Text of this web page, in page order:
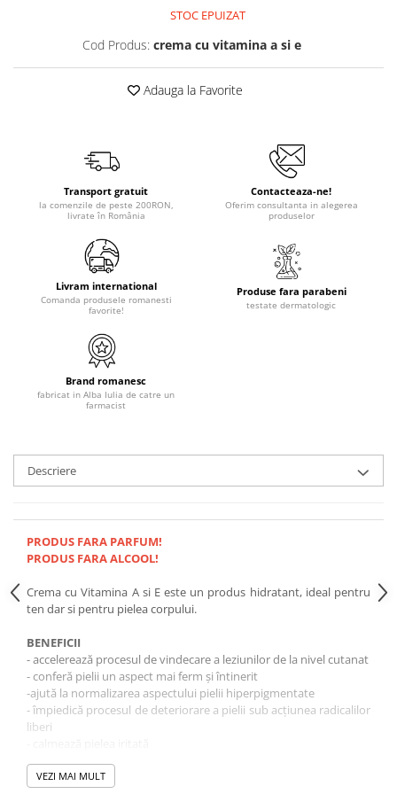
STOC EPUIZAT
Cod Produs: crema cu vitamina a si e
Adauga la Favorite
Transport gratuit
la comenzile de peste 200RON,
livrate în România
Contacteaza-ne!
Oferim consultanta in alegerea
produselor
Livram international
Comanda produsele romanesti
favorite!
Produse fara parabeni
testate dermatologic
Brand romanesc
fabricat in Alba Iulia de catre un
farmacist
Descriere
PRODUS FARA PARFUM!
PRODUS FARA ALCOOL!
Crema cu Vitamina A si E este un produs hidratant, ideal pentru
ten dar si pentru pielea corpului.
BENEFICII
- accelerează procesul de vindecare a leziunilor de la nivel cutanat
- conferă pielii un aspect mai ferm şi întinerit
-ajută la normalizarea aspectului pielii hiperpigmentate
- împiedică procesul de deteriorare a pielii sub acţiunea radicalilor
liberi
- contribuie la normalizarea producţiei de sebum, conferind pielii
un aspect mai puţin gras
VEZI MAI MULT